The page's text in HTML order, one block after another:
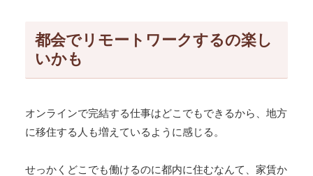
都会でリモートワークするの楽し
いかも
オンラインで完結する仕事はどこでもできるから、地方
に移住する人も増えているように感じる。
せっかくどこでも働けるのに都内に住むなんて、家賃か